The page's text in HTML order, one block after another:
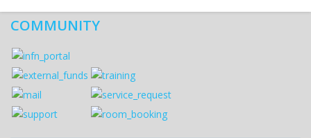
COMMUNITY